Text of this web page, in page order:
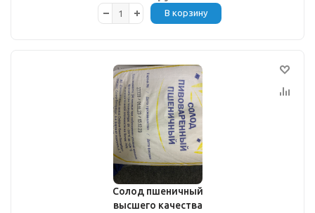
В корзину
Солод пшеничный
высшего качества